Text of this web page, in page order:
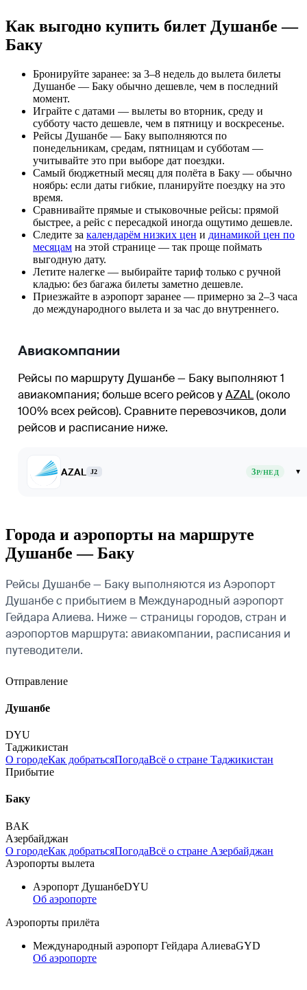
Как выгодно купить билет Душанбе —
Баку
Бронируйте заранее: за 3–8 недель до вылета билеты
Душанбе — Баку обычно дешевле, чем в последний
момент.
Играйте с датами — вылеты во вторник, среду и
субботу часто дешевле, чем в пятницу и воскресенье.
Рейсы Душанбе — Баку выполняются по
понедельникам, средам, пятницам и субботам —
учитывайте это при выборе дат поездки.
Самый бюджетный месяц для полёта в Баку — обычно
ноябрь: если даты гибкие, планируйте поездку на это
время.
Сравнивайте прямые и стыковочные рейсы: прямой
быстрее, а рейс с пересадкой иногда ощутимо дешевле.
Следите за календарём низких цен и динамикой цен по
месяцам на этой странице — так проще поймать
выгодную дату.
Летите налегке — выбирайте тариф только с ручной
кладью: без багажа билеты заметно дешевле.
Приезжайте в аэропорт заранее — примерно за 2–3 часа
до международного вылета и за час до внутреннего.
Авиакомпании
Рейсы по маршруту Душанбе — Баку выполняют 1
авиакомпания; больше всего рейсов уAZAL(около
100% всех рейсов). Сравните перевозчиков, доли
рейсов и расписание ниже.
AZAL J2 3Р/НЕД ▾
Города и аэропорты на маршруте
Душанбе — Баку
Рейсы Душанбе — Баку выполняются из Аэропорт
Душанбе с прибытием в Международный аэропорт
Гейдара Алиева. Ниже — страницы городов, стран и
аэропортов маршрута: авиакомпании, расписания и
путеводители.
Отправление
Душанбе
DYU
Таджикистан
О городеКак добратьсяПогодаВсё о стране Таджикистан
Прибытие
Баку
BAK
Азербайджан
О городеКак добратьсяПогодаВсё о стране Азербайджан
Аэропорты вылета
Аэропорт ДушанбеDYU
Об аэропорте
Аэропорты прилёта
Международный аэропорт Гейдара АлиеваGYD
Об аэропорте